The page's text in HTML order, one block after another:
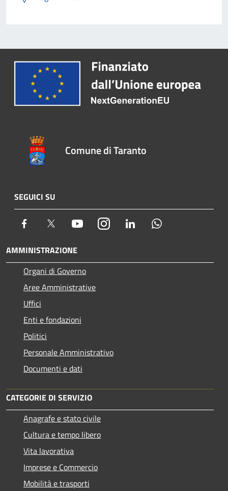
Comune di Taranto
SEGUICI SU
Facebook Twitter YoutubeInstagram LinkedIn
AMMINISTRAZIONE
Organi di Governo
Aree Amministrative
Uffici
Enti e fondazioni
Politici
Personale Amministrativo
Documenti e dati
CATEGORIE DI SERVIZIO
Anagrafe e stato civile
Cultura e tempo libero
Vita lavorativa
Imprese e Commercio
Mobilità e trasporti